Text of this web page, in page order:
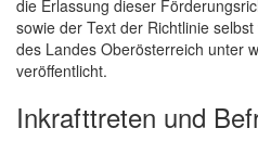
die Erlassung dieser
sowie der Text der Richtlinie
des Landes Oberösterreich unter
veröffentlicht.
Inkrafttreten und